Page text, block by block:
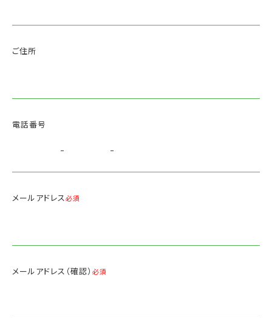
ご住所
電話番号
- -
メールアドレス必須
メールアドレス（確認） 必須